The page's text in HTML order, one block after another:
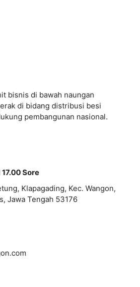
bisnis di bawah naungan
di bidang distribusi besi
pembangunan nasional.
Sore
Klapagading, Kec. Wangon,
Jawa Tengah 53176